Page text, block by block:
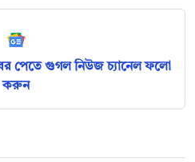
পেতে গুগল নিউজ চ্যানেল ফলো
করুন